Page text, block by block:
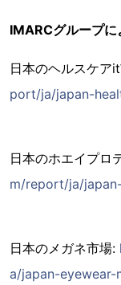
IMARCグループ
日本のヘルスケア
port/ja/japan-
日本のホエイプロ
m/report/ja/
日本のメガネ市場:
a/japan-eyewear-